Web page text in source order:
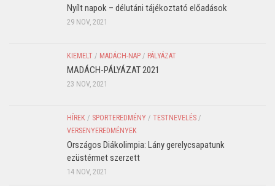
Nyílt napok – délutáni tájékoztató előadások
29 NOV, 2021
KIEMELT / MADÁCH-NAP / PÁLYÁZAT
MADÁCH-PÁLYÁZAT 2021
23 NOV, 2021
HÍREK / SPORTEREDMÉNY / TESTNEVELÉS /
VERSENYEREDMÉNYEK
Országos Diákolimpia: Lány gerelycsapatunk
ezüstérmet szerzett
14 NOV, 2021